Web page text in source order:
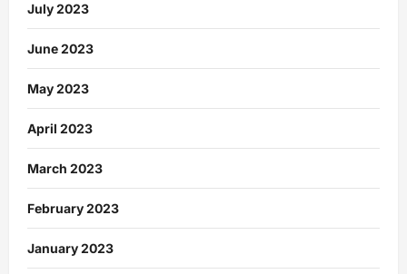
July 2023
June 2023
May 2023
April 2023
March 2023
February 2023
January 2023